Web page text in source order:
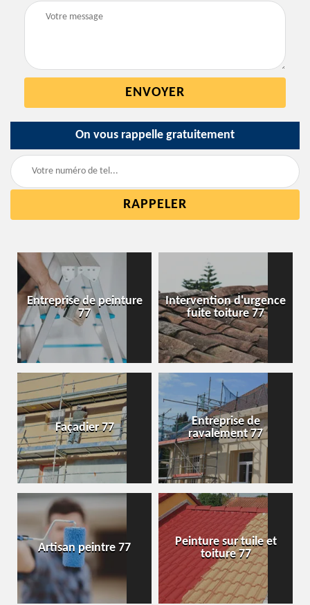
On vous rappelle gratuitement
Entreprise de peinture
77
Intervention d'urgence
fuite toiture 77
Façadier 77
Entreprise de
ravalement 77
Artisan peintre 77
Peinture sur tuile et
toiture 77